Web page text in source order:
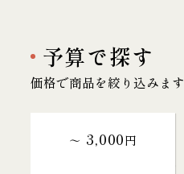
予算で探す
価格で商品を絞り込みます
～ 3,000円